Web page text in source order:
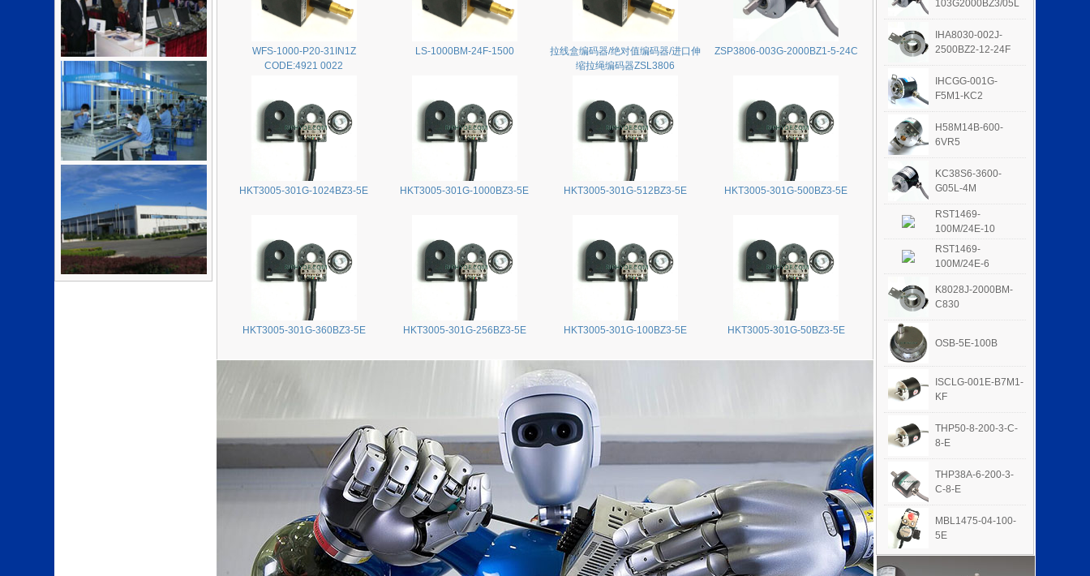
WFS-1000-P20-31IN1Z
CODE:4921 0022
LS-1000BM-24F-1500
拉线盒编码器/绝对值编码器/进口伸
缩拉绳编码器ZSL3806
ZSP3806-003G-2000BZ1-5-24C
HKT3005-301G-1024BZ3-5E HKT3005-301G-1000BZ3-5E HKT3005-301G-512BZ3-5E HKT3005-301G-500BZ3-5E
HKT3005-301G-360BZ3-5E HKT3005-301G-256BZ3-5E HKT3005-301G-100BZ3-5E HKT3005-301G-50BZ3-5E
103G2000BZ3/05L
IHA8030-002J-
2500BZ2-12-24F
IHCGG-001G-
F5M1-KC2
H58M14B-600-
6VR5
KC38S6-3600-
G05L-4M
RST1469-
100M/24E-10
RST1469-
100M/24E-6
K8028J-2000BM-
C830
OSB-5E-100B
ISCLG-001E-B7M1-
KF
THP50-8-200-3-C-
8-E
THP38A-6-200-3-
C-8-E
MBL1475-04-100-
5E